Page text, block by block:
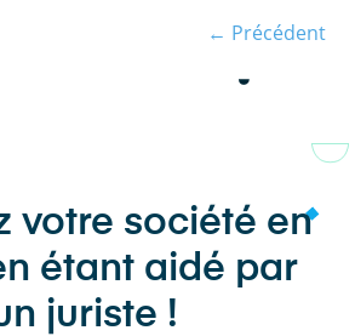
← Précédent
votre société en
étant aidé par
juriste !